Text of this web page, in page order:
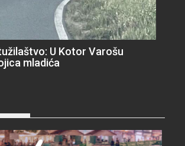
U Kotor Varošu
mladića